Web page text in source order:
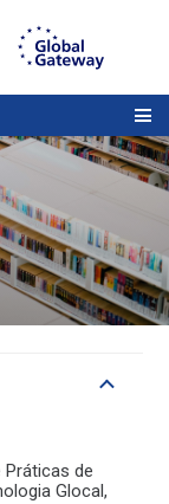
Práticas de
Glocal,